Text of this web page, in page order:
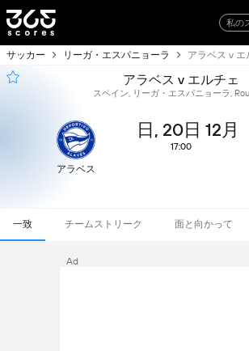
私の
サッカー リーガ・エスパニョーラ アラベス v エ
アラベス v エルチェ
スペイン, リーガ・エスパニョーラ,
アラベス
日, 20日 12月
17:00
一致 チームストリーク 面と向かって
Ad